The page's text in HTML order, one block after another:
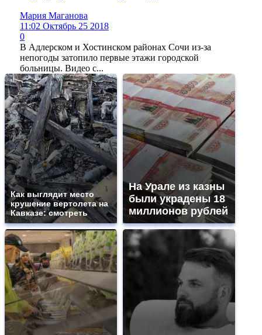
Мария Маганова
11:02 Октябрь 25 2018
0
В Адлерском и Хостинском районах Сочи из-за
непогоды затопило первые этажи городской
больницы. Видео с...
Как выглядит место
крушение вертолета на
Кавказе: смотреть
На Урале из казны
были украдены 18
миллионов рублей